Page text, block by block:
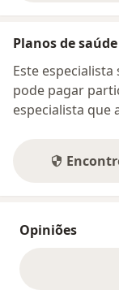
Planos de
Este
pode pagar
especialista que
Opiniões